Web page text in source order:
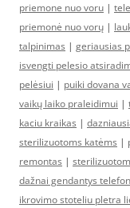
priemone nuo voru |
priemonė nuo vorų |
talpinimas | geriausias
isvengti pelesio
pelėsiui | puiki dovana
vaikų laiko praleidimui |
kaciu kraikas |
sterilizuotoms katėms |
remontas |
dažnai gendantys
ikrovimo stoteliu pletra